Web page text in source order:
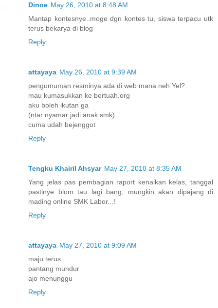
Dinoe May 26, 2010 at 8:48 AM
Mantap kontesnye..moge dgn kontes tu, siswa terpacu utk
terus bekarya di blog
Reply
attayaya May 26, 2010 at 9:39 AM
pengumuman resminya ada di web mana neh Yel?
mau kumasukkan ke bertuah.org
aku boleh ikutan ga
(ntar nyamar jadi anak smk)
cuma udah bejenggot
Reply
Tengku Khairil Ahsyar May 27, 2010 at 8:35 AM
Yang jelas pas pembagian raport kenaikan kelas, tanggal
pastinye blom tau lagi bang, mungkin akan dipajang di
mading online SMK Labor...!
Reply
attayaya May 27, 2010 at 9:09 AM
maju terus
pantang mundur
ajo menunggu
Reply